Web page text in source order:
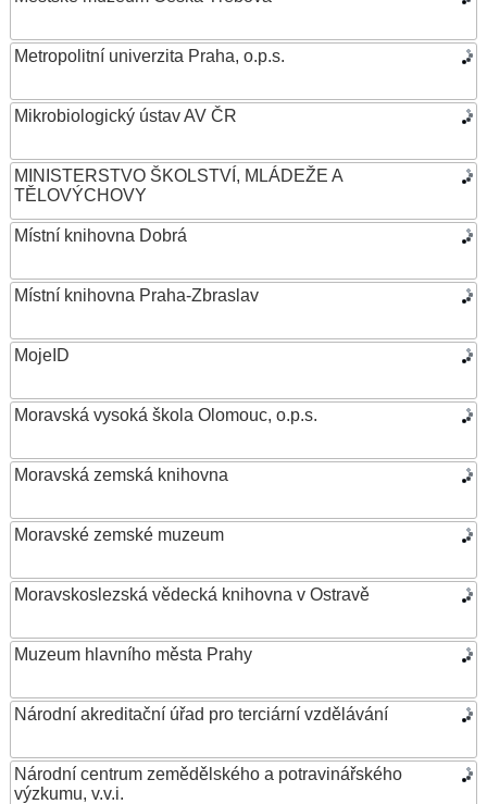
Metropolitní univerzita Praha, o.p.s.
Mikrobiologický ústav AV ČR
MINISTERSTVO ŠKOLSTVÍ, MLÁDEŽE A
TĚLOVÝCHOVY
Místní knihovna Dobrá
Místní knihovna Praha-Zbraslav
MojeID
Moravská vysoká škola Olomouc, o.p.s.
Moravská zemská knihovna
Moravské zemské muzeum
Moravskoslezská vědecká knihovna v Ostravě
Muzeum hlavního města Prahy
Národní akreditační úřad pro terciární vzdělávání
Národní centrum zemědělského a potravinářského
výzkumu, v.v.i.